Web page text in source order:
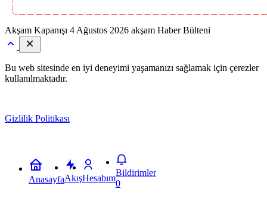
Akşam Kapanışı 4 Ağustos 2026 akşam Haber Bülteni
Bu web sitesinde en iyi deneyimi yaşamanızı sağlamak için çerezler
kullanılmaktadır.
Gizlilik Politikası
AnasayfaAkışHesabım
Bildirimler
0